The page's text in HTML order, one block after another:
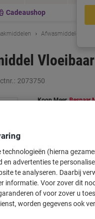
Cadeaushop
Afwasmiddelen &
Vloeibaar
2073750
Koop Meer,Bespaar
Aantal
1-2 Stuks
Stuks
5+Stuks
(hierna
advertenties te
te analyseren. Daarbij
informatie. Voor zover dit
of voor zover u
worden gegevens ook